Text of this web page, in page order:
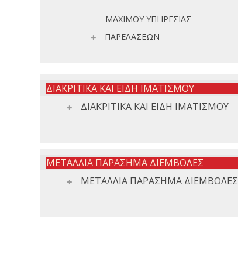
ΜΑΧΙΜΟΥ ΥΠΗΡΕΣΙΑΣ
ΠΑΡΕΛΑΣΕΩΝ
ΔΙΑΚΡΙΤΙΚΑ ΚΑΙ ΕΙΔΗ ΙΜΑΤΙΣΜΟΥ
ΔΙΑΚΡΙΤΙΚΑ ΚΑΙ ΕΙΔΗ ΙΜΑΤΙΣΜΟΥ
ΜΕΤΑΛΛΙΑ ΠΑΡΑΣΗΜΑ ΔΙΕΜΒΟΛΕΣ
ΜΕΤΑΛΛΙΑ ΠΑΡΑΣΗΜΑ ΔΙΕΜΒΟΛΕΣ